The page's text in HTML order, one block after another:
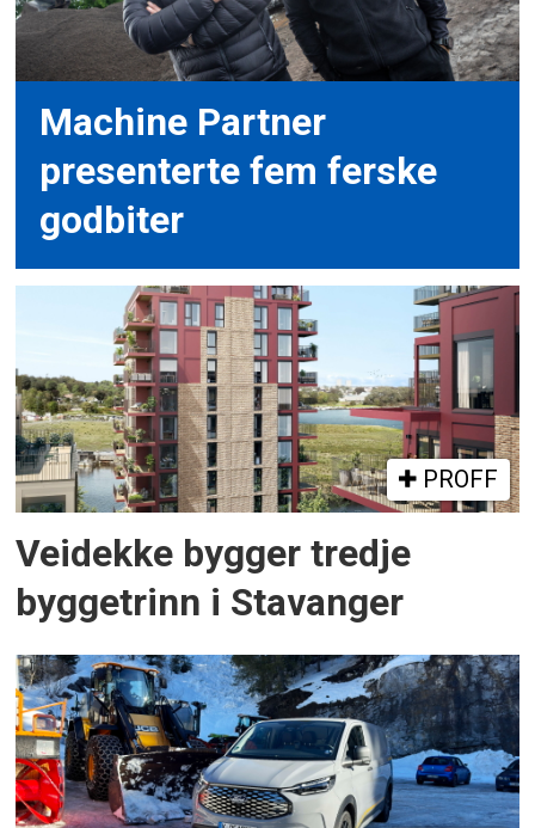
Machine Partner
presenterte fem ferske
godbiter
PROFF
Veidekke bygger tredje
byggetrinn i Stavanger